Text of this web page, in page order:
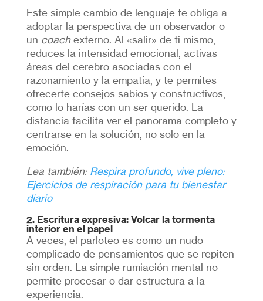
Este simple cambio de lenguaje te obliga a
adoptar la perspectiva de un observador o
un coachexterno. Al «salir» de ti mismo,
reduces la intensidad emocional, activas
áreas del cerebro asociadas con el
razonamiento y la empatía, y te permites
ofrecerte consejos sabios y constructivos,
como lo harías con un ser querido. La
distancia facilita ver el panorama completo y
centrarse en la solución, no solo en la
emoción.
Lea también: Respira profundo, vive pleno:
Ejercicios de respiración para tu bienestar
diario
2. Escritura expresiva: Volcar la tormenta
interior en el papel
A veces, el parloteo es como un nudo
complicado de pensamientos que se repiten
sin orden. La simple rumiación mental no
permite procesar o dar estructura a la
experiencia.